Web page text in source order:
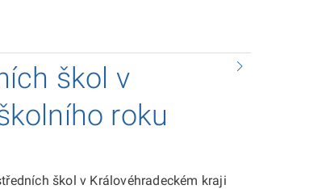
škol v
roku
škol v Královéhradeckém kraji